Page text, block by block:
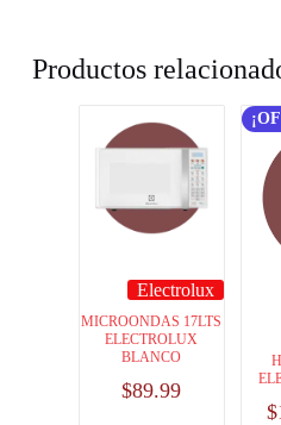
Productos
Electrolux
MICROONDAS 17LTS
ELECTROLUX
BLANCO
$89.99
$